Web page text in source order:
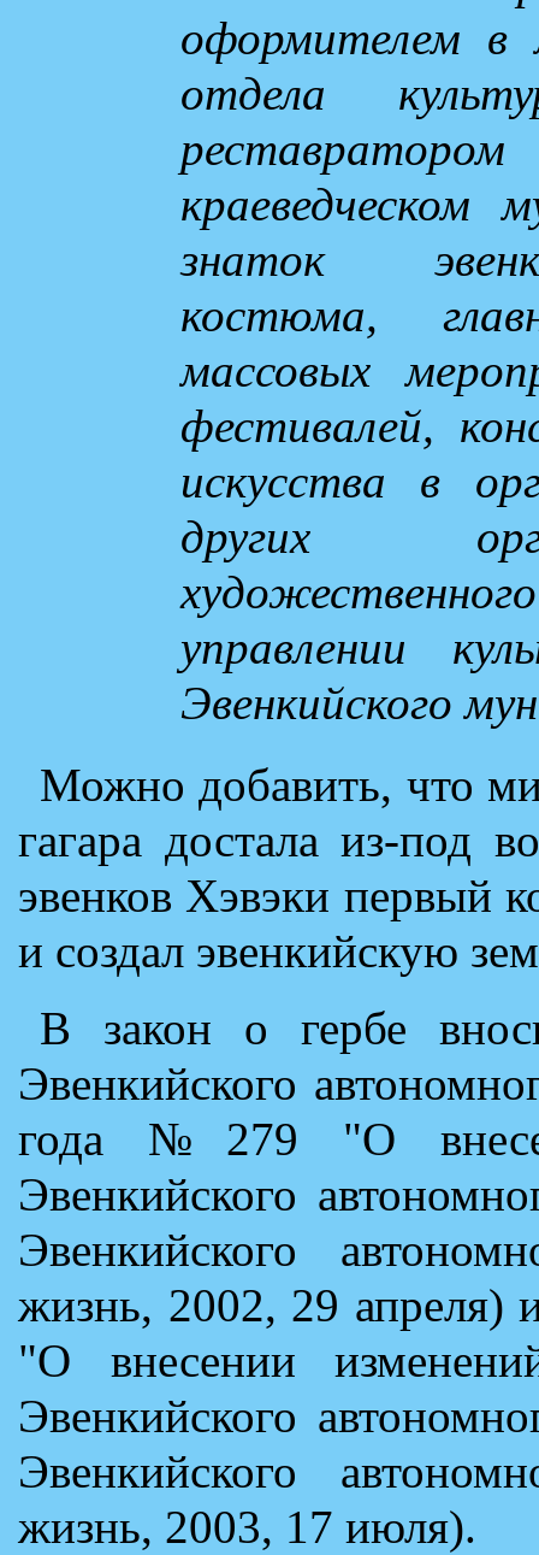
оформителем в
отдела
краеведческом
знаток
костюма,
массовых
фестивалей,
искусства в
других
управлении
Эвенкийского
Можно добавить, что
гагара достала из-под
эвенков Хэвэки первый
и создал эвенкийскую
В закон о гербе
Эвенкийского
года №279 "О
Эвенкийского
Эвенкийского
жизнь, 2002, 29
"О внесении
Эвенкийского
Эвенкийского
жизнь, 2003, 17 июля).